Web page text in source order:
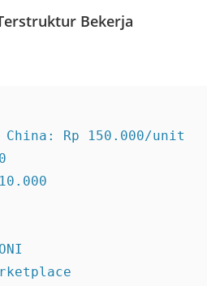
Bekerja
Rp 150.000/unit